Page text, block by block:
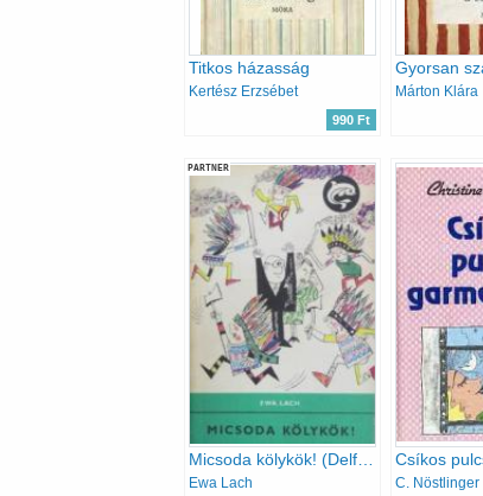
Titkos házasság
Kertész Erzsébet
990 Ft
Márton Klára
PARTNER
Ewa Lach C. Nöstlinger